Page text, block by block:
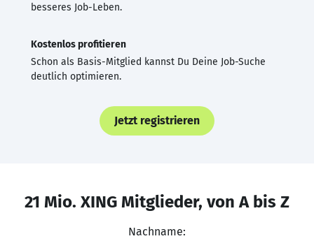
besseres Job-Leben.
Kostenlos profitieren
Schon als Basis-Mitglied kannst Du Deine Job-Suche
deutlich optimieren.
Jetzt registrieren
21 Mio. XING Mitglieder, von A bis Z
Nachname: